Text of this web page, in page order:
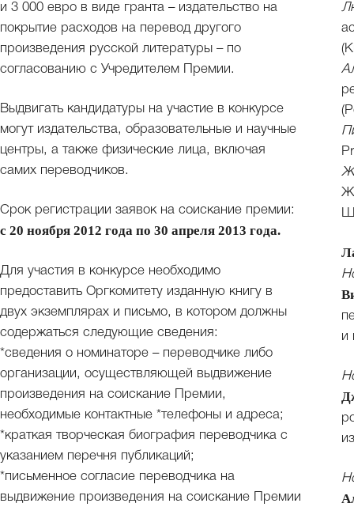
и 3 000 евро в виде гранта – издательство на
покрытие расходов на перевод другого
произведения русской литературы – по
согласованию с Учредителем Премии.
Выдвигать кандидатуры на участие в конкурсе
могут издательства, образовательные и научные
центры, а также физические лица, включая
самих переводчиков.
Срок регистрации заявок на соискание премии:
с 20 ноября 2012 года по 30 апреля 2013 года.
Для участия в конкурсе необходимо
предоставить Оргкомитету изданную книгу в
двух экземплярах и письмо, в котором должны
содержаться следующие сведения:
*сведения о номинаторе – переводчике либо
организации, осуществляющей выдвижение
произведения на соискание Премии,
необходимые контактные *телефоны и адреса;
*краткая творческая биография переводчика с
указанием перечня публикаций;
*письменное согласие переводчика на
выдвижение произведения на соискание Премии
и